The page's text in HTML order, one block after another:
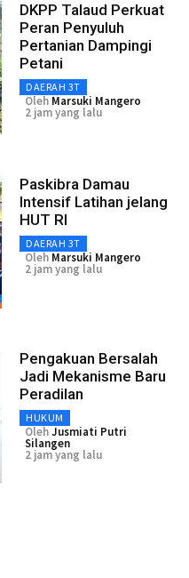
DKPP Talaud Perkuat
Peran Penyuluh
Pertanian Dampingi
Petani
DAERAH 3T
Oleh Marsuki Mangero
2 jam yang lalu
Paskibra Damau
Intensif Latihan jelang
HUT RI
DAERAH 3T
Oleh Marsuki Mangero
2 jam yang lalu
Pengakuan Bersalah
Jadi Mekanisme Baru
Peradilan
HUKUM
OlehJusmiati Putri
Silangen
2 jam yang lalu